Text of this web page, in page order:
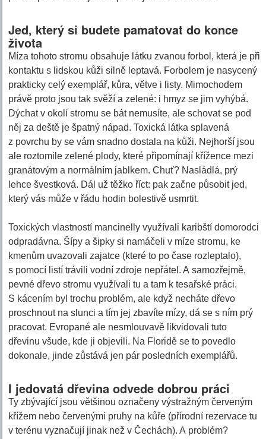
Jed, který si budete pamatovat do konce
života
Míza tohoto stromu obsahuje látku zvanou forbol, která je při
kontaktu s lidskou kůži silně leptavá. Forbolem je nasycený
prakticky celý exemplář, kůra, větve i listy. Mimochodem
právě proto jsou tak svěží a zelené: i hmyz se jim vyhýbá.
Dýchat v okolí stromu se bát nemusíte, ale schovat se pod
něj za deště je špatný nápad. Toxická látka splavená
z povrchu by se vám snadno dostala na kůži. Nejhorší jsou
ale roztomile zelené plody, které připomínají křížence mezi
granátovým a normálním jablkem. Chuť? Nasládlá, prý
lehce švestková. Dál už těžko říct: pak začne působit jed,
který vás může v řádu hodin bolestivě usmrtit.
Toxických vlastností mancinelly využívali karibští domorodci
odpradávna. Šípy a šipky si namáčeli v míze stromu, ke
kmenům uvazovali zajatce (které to po čase rozleptalo),
s pomocí listí trávili vodní zdroje nepřátel. A samozřejmě,
pevné dřevo stromu využívali tu a tam k tesařské práci.
S kácením byl trochu problém, ale když necháte dřevo
proschnout na slunci a tím jej zbavíte mízy, dá se s ním prý
pracovat. Evropané ale nesmlouvavě likvidovali tuto
dřevinu všude, kde ji objevili. Na Floridě se to povedlo
dokonale, jinde zůstává jen pár posledních exemplářů.
I jedovatá dřevina odvede dobrou práci
Ty zbývající jsou většinou označeny výstražným červeným
křížem nebo červenými pruhy na kůře (přírodní rezervace tu
v terénu vyznačují jinak než v Čechách). A problém?